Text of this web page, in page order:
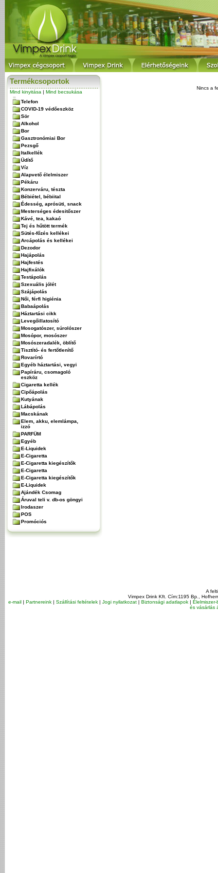
Termékcsoportok
Mind kinyitása | Mind becsukása
Telefon
COVID-19 védőeszköz
Sör
Alkohol
Bor
Gasztronómiai Bor
Pezsgő
Italkellék
Üdítő
Víz
Alapvető élelmiszer
Pékáru
Konzerváru, tészta
Bébiétel, bébiital
Édesség, aprósüti, snack
Mesterséges édesitőszer
Kávé, tea, kakaó
Tej és hűtött termék
Sütés-főzés kellékei
Arcápolás és kellékei
Dezodor
Hajápolás
Hajfestés
Hajfixálók
Testápolás
Szexuális jólét
Szájápolás
Női, férfi higiénia
Babaápolás
Háztartási cikk
Levegőillatosító
Mosogatószer, súrolószer
Mosópor, mosószer
Mosószeradalék, öblítő
Tisztító- és fertőtlenítő
Rovarírtó
Egyéb háztartási, vegyi
Papíráru, csomagoló
eszköz
Cigaretta kellék
Cipőápolás
Kutyának
Lábápolás
Macskának
Elem, akku, elemlámpa,
izzó
PARFÜM
Egyéb
E-Liquidek
E-Cigaretta
E-Cigaretta kiegészítők
E-Cigaretta
E-Cigaretta kiegészítők
E-Liquidek
Ajándék Csomag
Áruval teli v. db-os göngyi
Irodaszer
POS
Promóciós
Nincs a
A
Vimpex Drink Kft. Cím:1195 Bp.,
e-mail| Partnereink| Szállítási feltételek| Jogi nyilatkozat| Biztonsági adatlapok|
és vásárlás